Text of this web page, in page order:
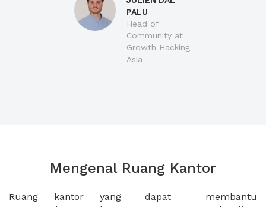
PALU
Head of
Community at
Growth Hacking
Asia
Mengenal Ruang Kantor
Ruang kantor yang
dapat membantu